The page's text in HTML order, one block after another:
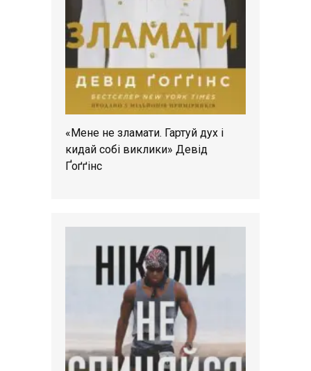
«Мене не зламати. Гартуй дух і
кидай собі виклики» Девід
Ґоґґінс